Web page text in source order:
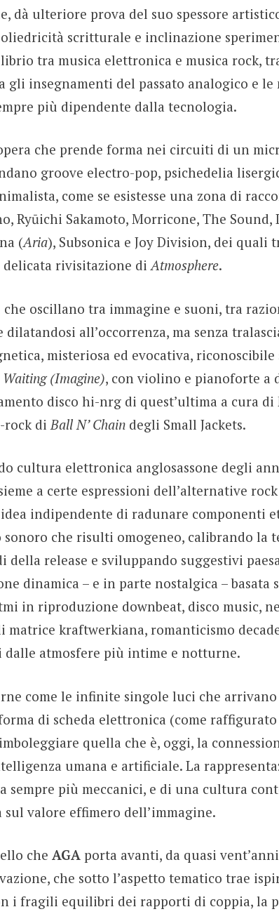
dà ulteriore prova del suo spessore
scritturale e inclinazione
tra musica elettronica e musica rock,
gli insegnamenti del passato analogico e
più dipendente dalla tecnologia.
che prende forma nei circuiti di un
groove electro-pop, psichedelia
come se esistesse una zona di
Ryūichi Sakamoto, Morricone, The Sound,
(Aria), Subsonica e Joy Division, dei quali
delicata rivisitazione diAtmosphere.
oscillano tra immagine e suoni, tra
dilatandosi all’occorrenza, ma senza
misteriosa ed evocativa,
Waiting (Imagine), con violino e pianoforte a
disco hi-nrg di quest’ultima a cura di
rock di Ball N’ Chaindegli Small Jackets.
cultura elettronica anglosassone degli
a certe espressioni dell’alternative rock
indipendente di radunare componenti
sonoro che risulti omogeneo, calibrando la
della release e sviluppando suggestivi
dinamica – e in parte nostalgica – basata
in riproduzione downbeat, disco music,
matrice kraftwerkiana, romanticismo
dalle atmosfere più intime e notturne.
come le infinite singole luci che
di scheda elettronica (come
quella che è, oggi, la
umana e artificiale. La
sempre più meccanici, e di una cultura
valore effimero dell’immagine.
che AGAporta avanti, da quasi
che sotto l’aspetto tematico trae
i fragili equilibri dei rapporti di coppia, la